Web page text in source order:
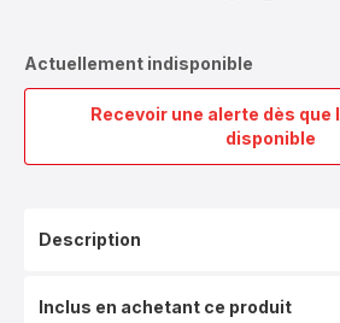
Actuellement indisponible
Recevoir une alerte dès que
disponible
Ingenio
cm
Description
Inclus en achetant ce produit